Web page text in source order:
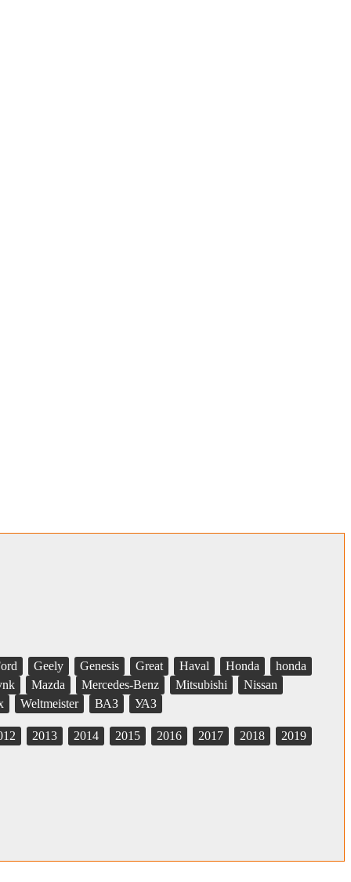
Geely Genesis Great Haval Honda
honda
Mazda Mercedes-Benz Mitsubishi
Nissan
Weltmeister ВАЗ УАЗ
2013 2014 2015 2016 2017 2018
2019